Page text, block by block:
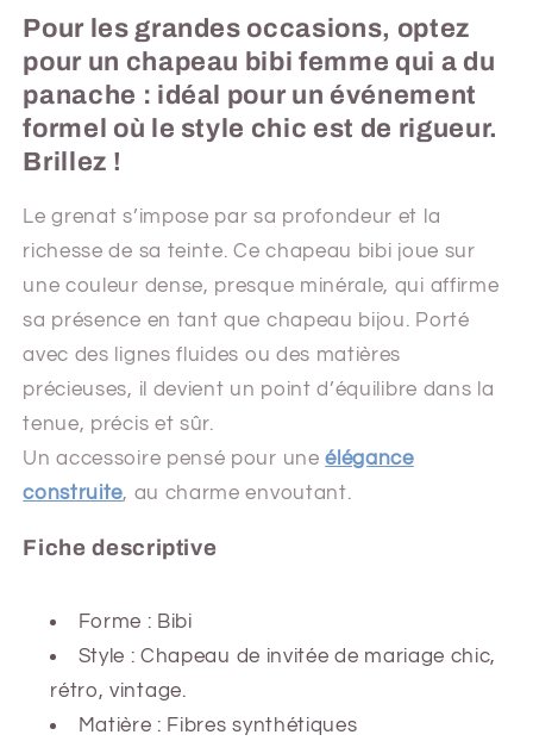
Pour les grandes occasions, optez
pour un chapeau bibi femme qui a du
panache : idéal pour un événement
formel où le style chic est de rigueur.
Brillez !
Le grenat s’impose par sa profondeur et la
richesse de sa teinte. Ce chapeau bibi joue sur
une couleur dense, presque minérale, qui affirme
sa présence en tant que chapeau bijou. Porté
avec des lignes fluides ou des matières
précieuses, il devient un point d’équilibre dans la
tenue, précis et sûr.
Un accessoire pensé pour uneélégance
construite, au charme envoutant.
Fiche descriptive
Forme : Bibi
Style : Chapeau de invitée de mariage chic,
rétro, vintage.
Matière : Fibres synthétiques